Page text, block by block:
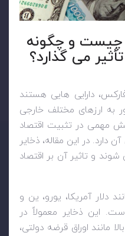
چیست و چگونه
می گذارد؟
دارایی هایی هستند
ارزهای مختلف خارجی
مهمی در تثبیت اقتصاد
در این مقاله، ذخایر
و تاثیر آن بر اقتصاد
دلار آمریکا، یورو، ین و
این ذخایر معمولاً در
مانند اوراق قرضه دولتی،